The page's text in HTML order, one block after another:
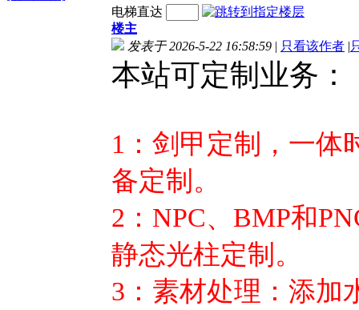
电梯直达
楼主
发表于 2026-5-22 16:58:59 | 只看该作者 |
本站可定制业务：
1 ：剑甲定制，一
备定制。
2：NPC、BMP和
静态光柱定制。
3：素材处理：添加